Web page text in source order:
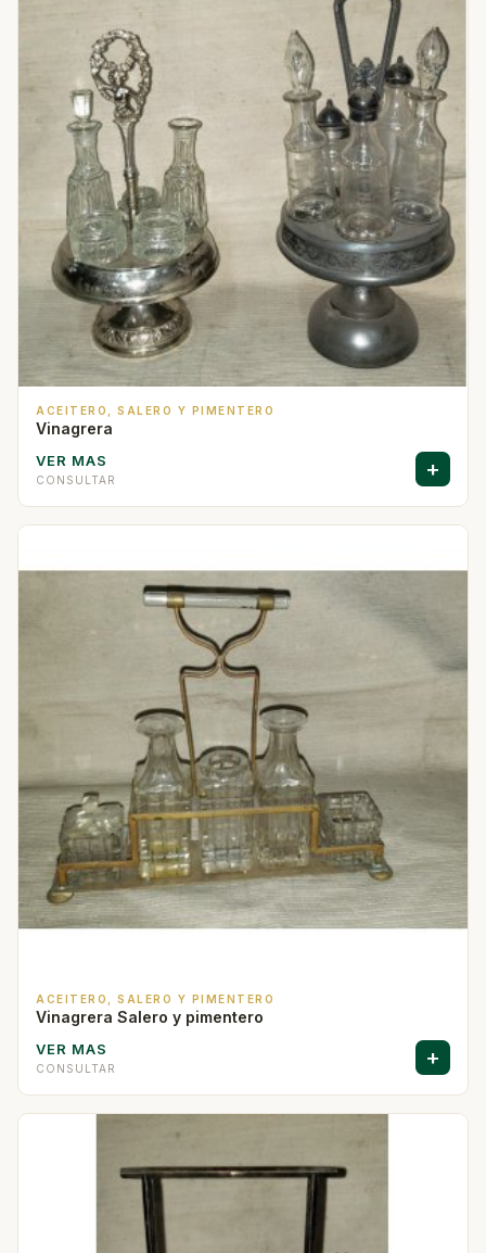
ACEITERO, SALERO Y PIMENTERO
Vinagrera
VER MAS
CONSULTAR +
ACEITERO, SALERO Y PIMENTERO
Vinagrera Salero y pimentero
VER MAS
CONSULTAR +